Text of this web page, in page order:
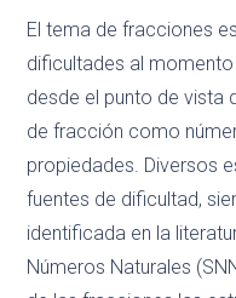
El tema de fracciones
dificultades al
desde el punto de vista
de fracción como
propiedades. Diversos
fuentes de dificultad,
identificada en la
Números Naturales